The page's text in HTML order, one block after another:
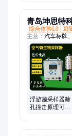
青岛坤思特
综合体验L0
回
主营： 汽车标牌
不干胶印刷贴、
浮游菌采样器筛
孔撞击原理可选